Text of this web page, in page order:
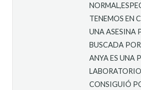
TENEMOS EN
UNA ASESINA
BUSCADA
ANYA ES UNA
CONSIGUIÓ